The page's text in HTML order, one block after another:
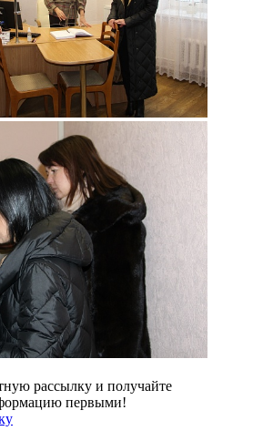
рассылку и получайте
первыми!